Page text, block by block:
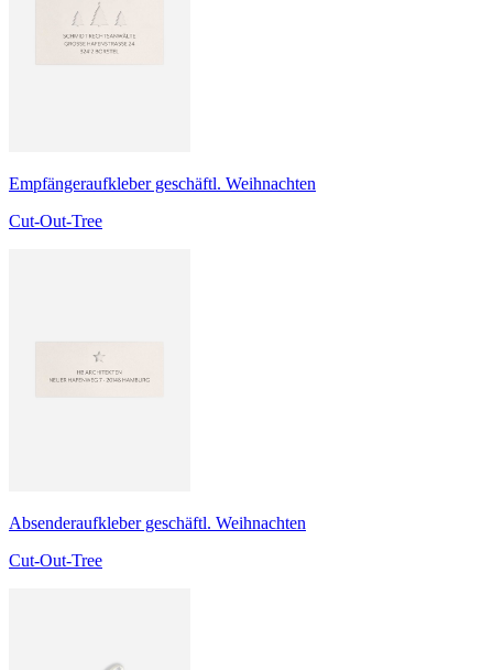
Empfängeraufkleber geschäftl. Weihnachten
Cut-Out-Tree
Absenderaufkleber geschäftl. Weihnachten
Cut-Out-Tree